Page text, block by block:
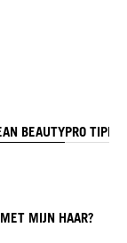
BEAUTYPRO TIP
MIJN HAAR?